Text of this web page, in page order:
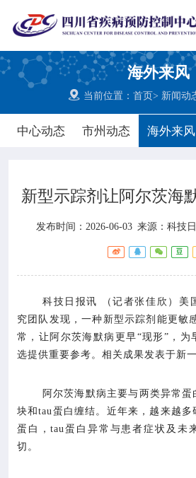
海外来风
 当前位置：首页> 新闻动
中心动态 市州动态 海外来风

网站首页
中心概况
新闻动态
专业服务
科普园地
学术期刊
新型示踪剂让阿尔茨海
发布时间：2026-06-03 来源： 科技
科技日报讯 （记者张佳欣）美
究团队发现，一种新型示踪剂能更敏
常，让阿尔茨海默病更早“现形”，为
选提供重要参考。相关成果发表于新
阿尔茨海默病主要与两类异常
块和tau蛋白缠结。近年来，越来越
蛋白，tau蛋白异常与患者症状及未
切。